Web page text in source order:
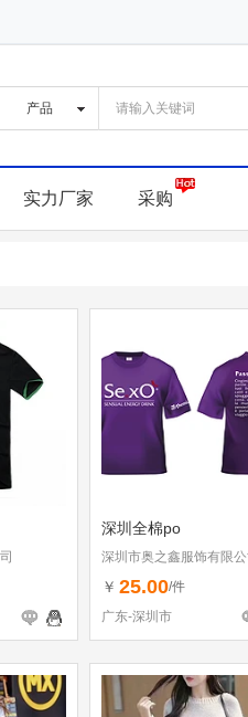
实力厂家 采购
深圳全棉po
深圳市奥之鑫服饰有限公
￥ 25.00/件
广东-深圳市